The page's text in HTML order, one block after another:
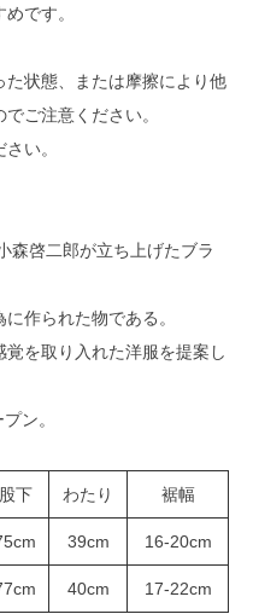
です。
た状態、または摩擦により他
ご注意ください。
い。
森啓二郎が立ち上げたブラ
作られた物である。
を取り入れた洋服を提案し
ン。
股下 わたり 裾幅
39cm 16-20cm
40cm 17-22cm